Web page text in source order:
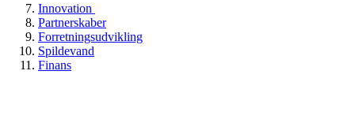
Innovation
Partnerskaber
Forretningsudvikling
Spildevand
Finans